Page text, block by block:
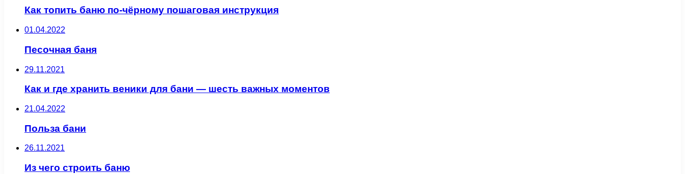
Как топить баню по-чёрному пошаговая инструкция
01.04.2022
Песочная баня
29.11.2021
Как и где хранить веники для бани — шесть важных моментов
21.04.2022
Польза бани
26.11.2021
Из чего строить баню